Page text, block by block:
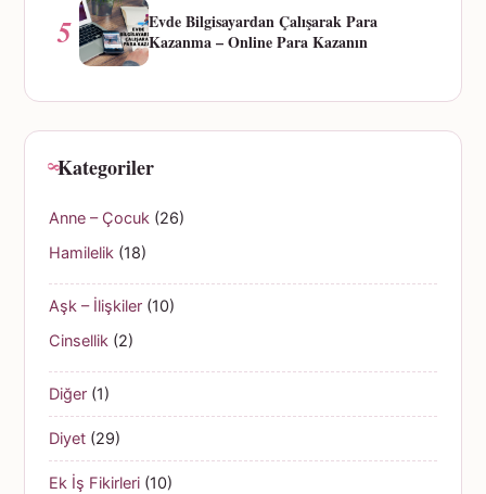
5
Evde Bilgisayardan Çalışarak Para
Kazanma – Online Para Kazanın
Kategoriler
Anne – Çocuk (26)
Hamilelik (18)
Aşk – İlişkiler (10)
Cinsellik (2)
Diğer (1)
Diyet (29)
Ek İş Fikirleri (10)